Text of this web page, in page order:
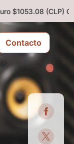
$1053.08 (CLP)
Contacto